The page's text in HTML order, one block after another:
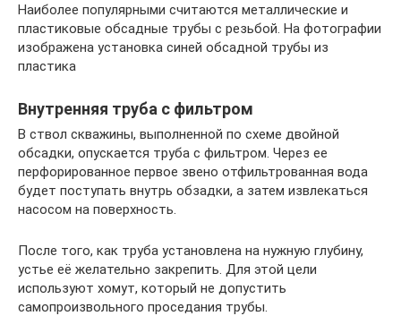
Наиболее популярными считаются металлические и
пластиковые обсадные трубы с резьбой. На фотографии
изображена установка синей обсадной трубы из
пластика
Внутренняя труба с фильтром
В ствол скважины, выполненной по схеме двойной
обсадки, опускается труба с фильтром. Через ее
перфорированное первое звено отфильтрованная вода
будет поступать внутрь обзадки, а затем извлекаться
насосом на поверхность.
После того, как труба установлена на нужную глубину,
устье её желательно закрепить. Для этой цели
используют хомут, который не допустить
самопроизвольного проседания трубы.